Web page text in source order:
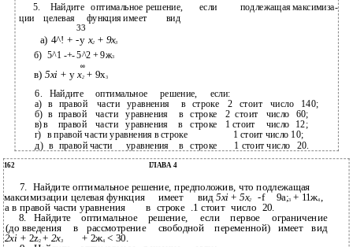
5.
Найдите оптимальное решение, если
подлежащая максимиза-
ции
целевая функция имеет вид
33
а) 4^! + -у х2 + 9х3
б) 5^1 -+- 5^2 + 9ж3
00
в)5xi +ух2 + 9х3
6. Найдите оптимальное решение,
если:
а)
в правой части уравнения в строке 2 стоит число
140;
б) в правой части уравнения в строке 2 стоит число
60;
в) в
правой части уравнения в строке 1 стоит число
12;
г)
в правой части уравнения в строке
1 стоит число 10;
д) в правой части уравнения в строке 1 стоит число 20.
162 ГЛАВА 4
7.
Найдите оптимальное решение, предположив, что подлежащая
максимизации целевая функция
имеет вид5xi+5х2 -f 9a;3 + 11ж4,
а в правой части уравнения в строке .1 стоит число 20.
8. Найдите оптимальное решение, если первое
ограничение
(до введения
в рассмотрение свободной переменной) имеет вид
2xi + 2z2 + 2х3 +2ж4 < 30.